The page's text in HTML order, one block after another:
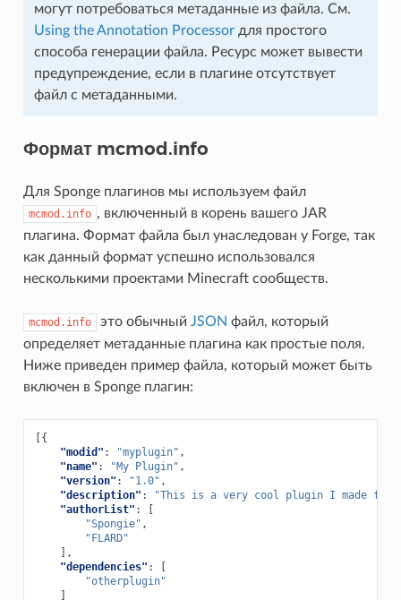
могут потребоваться метаданные из файла. См.
Using the Annotation Processorдля простого
способа генерации файла. Ресурс может вывести
предупреждение, если в плагине отсутствует
файл с метаданными.
Формат mcmod.info
Для Sponge плагинов мы используем файл
mcmod.info , включенный в корень вашего JAR
плагина. Формат файла был унаследован у Forge, так
как данный формат успешно использовался
несколькими проектами Minecraft сообществ.
mcmod.info это обычный JSON файл, который
определяет метаданные плагина как простые поля.
Ниже приведен пример файла, который может быть
включен в Sponge плагин:
[{
"modid" : "myplugin" ,
"name" : "My Plugin" ,
"version" : "1.0" ,
"description" :
"This is a very cool plugin I made for
"authorList" :
"Spongie" ,
"FLARD"
],
"dependencies" :
"otherplugin"